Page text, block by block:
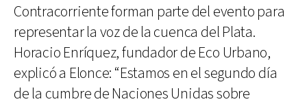
Contracorriente forman parte del evento para
representar la voz de la cuenca del Plata.
Horacio Enríquez, fundador de Eco Urbano,
explicó a Elonce: “Estamos en el segundo día
de la cumbre de Naciones Unidas sobre